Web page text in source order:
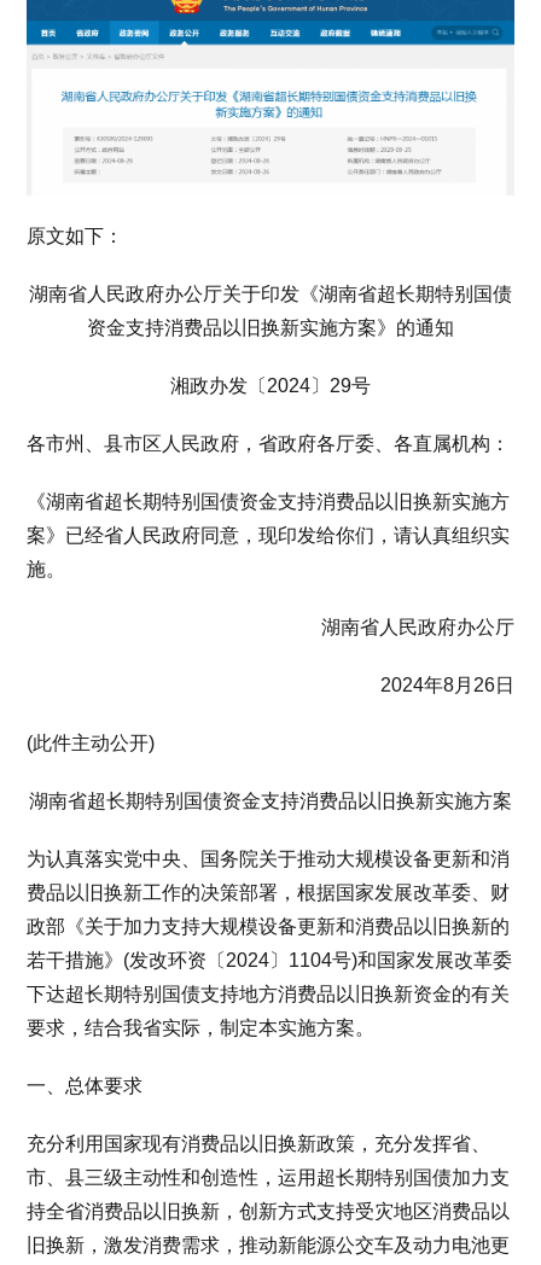
原文如下：
湖南省人民政府办公厅关于印发《湖南省超长期特别国债
资金支持消费品以旧换新实施方案》的通知
湘政办发〔2024〕29号
各市州、县市区人民政府，省政府各厅委、各直属机构：
《湖南省超长期特别国债资金支持消费品以旧换新实施方
案》已经省人民政府同意，现印发给你们，请认真组织实
施。
湖南省人民政府办公厅
2024年8月26日
(此件主动公开)
湖南省超长期特别国债资金支持消费品以旧换新实施方案
为认真落实党中央、国务院关于推动大规模设备更新和消
费品以旧换新工作的决策部署，根据国家发展改革委、财
政部《关于加力支持大规模设备更新和消费品以旧换新的
若干措施》(发改环资〔2024〕1104号)和国家发展改革委
下达超长期特别国债支持地方消费品以旧换新资金的有关
要求，结合我省实际，制定本实施方案。
一、总体要求
充分利用国家现有消费品以旧换新政策，充分发挥省、
市、县三级主动性和创造性，运用超长期特别国债加力支
持全省消费品以旧换新，创新方式支持受灾地区消费品以
旧换新，激发消费需求，推动新能源公交车及动力电池更